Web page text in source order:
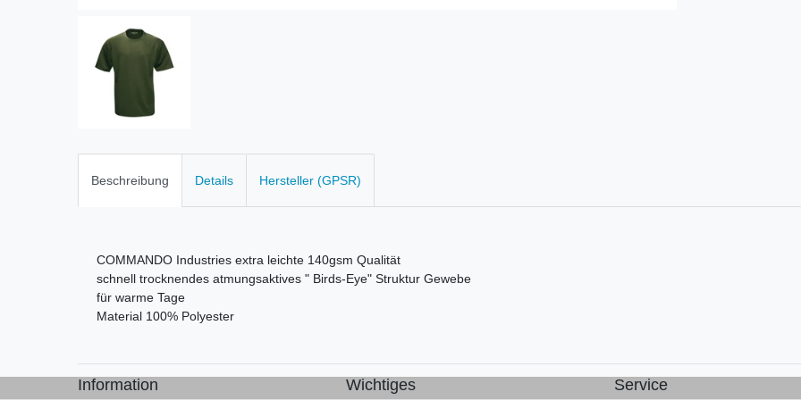
Beschreibung Details Hersteller (GPSR)
COMMANDO Industries extra leichte 140gsm Qualität
schnell trocknendes atmungsaktives " Birds-Eye" Struktur Gewebe
für warme Tage
Material 100% Polyester
Information Wichtiges Service